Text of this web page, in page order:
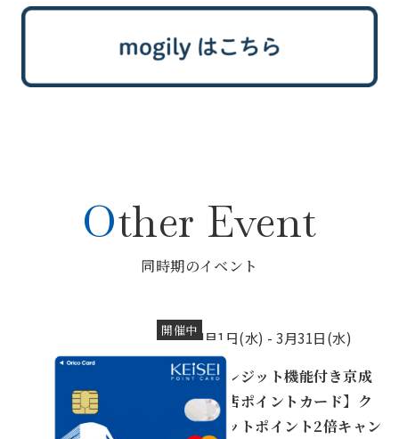
Other Event
同時期のイベント
開催中4月1日(水) -3月31日(水)
【クレジット機能付き京成
百貨店ポイントカード】ク
レジットポイント2倍キャン